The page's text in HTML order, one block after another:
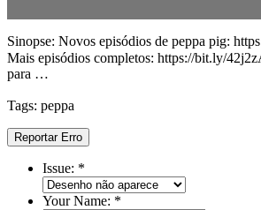
Sinopse: Novos episódios de peppa pig:
Mais episódios completos: https://bit.ly/
para …
Tags: peppa
Reportar Erro
Issue: *
Your Name: *